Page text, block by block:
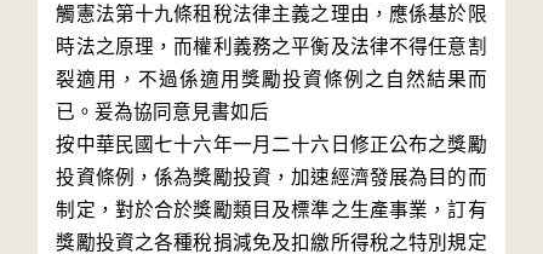
觸憲法第十九條租稅法律主義之理由，應係基於限
時法之原理，而權利義務之平衡及法律不得任意割
裂適用，不過係適用獎勵投資條例之自然結果而
已。爰為協同意見書如后
按中華民國七十六年一月二十六日修正公布之獎勵
投資條例，係為獎勵投資，加速經濟發展為目的而
制定，對於合於獎勵類目及標準之生產事業，訂有
獎勵投資之各種稅捐減免及扣繳所得稅之特別規定